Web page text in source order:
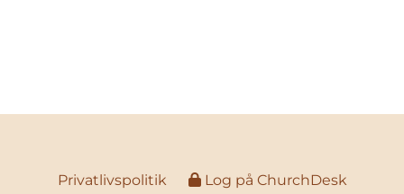
Privatlivspolitik Log på ChurchDesk